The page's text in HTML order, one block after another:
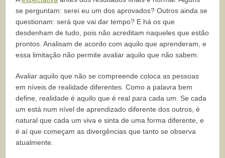
se perguntam: serei eu um dos aprovados? Outros ainda se
questionam: será que vai dar tempo? E há os que
desdenham de tudo, pois não acreditam naqueles que estão
prontos. Analisam de acordo com aquilo que aprenderam, e
essa limitação não permite avaliar aquilo que não sabem.
Avaliar aquilo que não se compreende coloca as pessoas
em níveis de realidade diferentes. Como a palavra bem
define, realidade é aquilo que é real para cada um. Se cada
um está num nível de aprendizado diferente dos outros, é
natural que cada um viva e sinta de uma forma diferente, e
é aí que começam as divergências que tanto se observa
atualmente.